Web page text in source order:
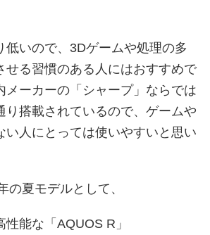
低いので、3Dゲームや処理の多
せる習慣のある人にはおすすめで
メーカーの「シャープ」ならでは
り搭載されているので、ゲームや
い人にとっては使いやすいと思い
の夏モデルとして、
性能な「AQUOS R」